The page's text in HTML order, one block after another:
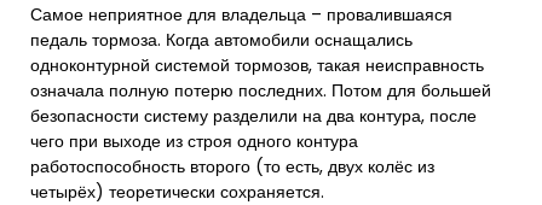
Самое неприятное для владельца – провалившаяся
педаль тормоза. Когда автомобили оснащались
одноконтурной системой тормозов, такая неисправность
означала полную потерю последних. Потом для большей
безопасности систему разделили на два контура, после
чего при выходе из строя одного контура
работоспособность второго (то есть, двух колёс из
четырёх) теоретически сохраняется.